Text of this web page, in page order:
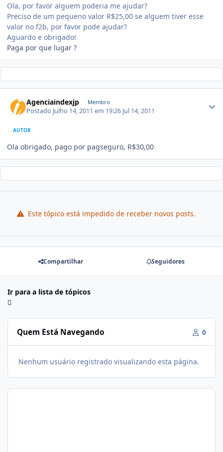
Ola, por favor alguem poderia me ajudar?
Preciso de um pequeno valor R$25,00 se alguem tiver esse
valor no f2b, por favor pode ajudar?
Aguardo e obrigado!
Paga por que lugar ?
Agenciaindexjp Membro
Postado Julho 14, 2011 em 19:26 Jul 14, 2011
AUTOR
Ola obrigado, pago por pagseguro, R$30,00
Este tópico está impedido de receber novos posts.
Compartilhar Seguidores
Ir para a lista de tópicos
Quem Está Navegando 0
Nenhum usuário registrado visualizando esta página.